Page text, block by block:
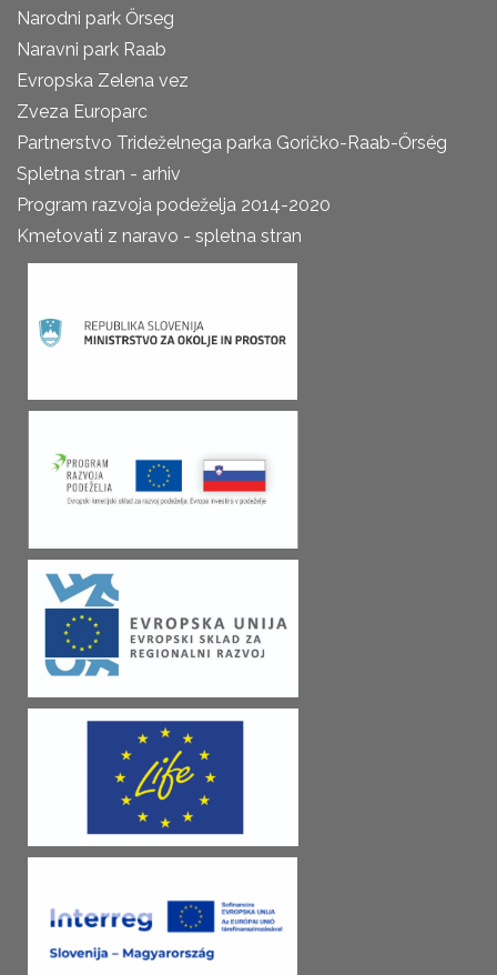
Narodni park Őrseg
Naravni park Raab
Evropska Zelena vez
Zveza Europarc
Partnerstvo Trideželnega parka Goričko-Raab-Őrség
Spletna stran - arhiv
Program razvoja podeželja 2014-2020
Kmetovati z naravo - spletna stran